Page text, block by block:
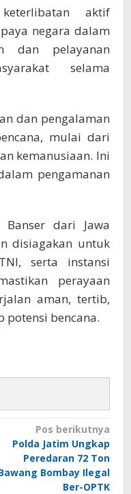
aktif
negara dalam
dan pelayanan
selama
dan pengalaman
mulai dari
kemanusiaan. Ini
pengamanan
Banser dari Jawa
disiagakan untuk
serta instansi
perayaan
aman, tertib,
potensi bencana.
Pos berikutnya
Polda Jatim Ungkap
Peredaran 72 Ton
Bombay Ilegal
Ber-OPTK